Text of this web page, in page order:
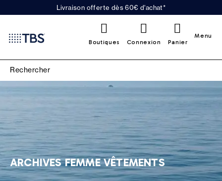
Livraison offerte dès 60€ d'achat*
Boutiques Connexion Panier
Menu
ARCHIVES FEMME VÊTEMENTS